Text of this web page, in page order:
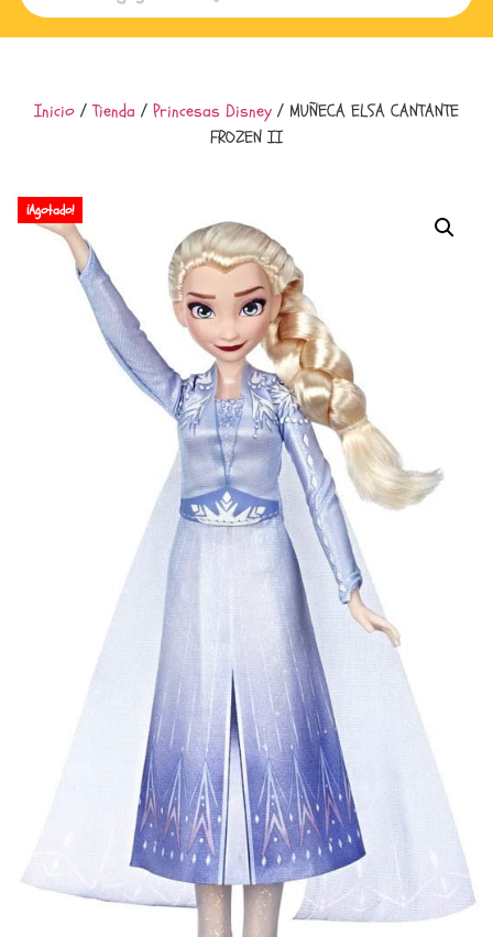
Inicio /Tienda / Princesas Disney / MUÑECA ELSA CANTANTE
FROZEN II
¡Agotado!